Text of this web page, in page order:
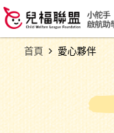
首頁 愛心夥伴